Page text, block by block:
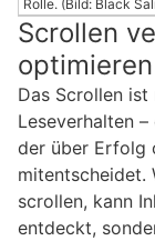
Rolle. (Bild: Black
Scrollen
optimieren
Das Scrollen ist
Leseverhalten
der über Erfolg
mitentscheidet.
scrollen, kann
entdeckt,